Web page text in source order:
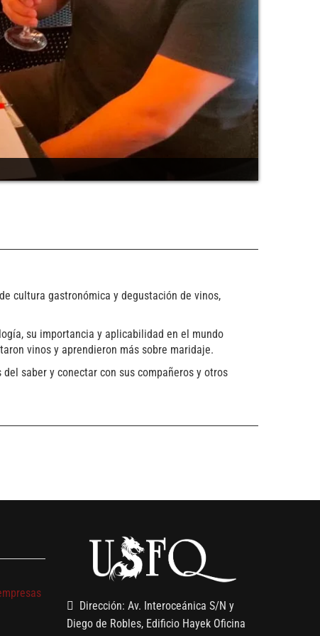
cultura gastronómica y degustación de vinos,
su importancia y aplicabilidad en el mundo
vinos y aprendieron más sobre maridaje.
saber y conectar con sus compañeros y otros
Dirección: Av. Interoceánica S/N y
Diego de Robles, Edificio Hayek Oficina